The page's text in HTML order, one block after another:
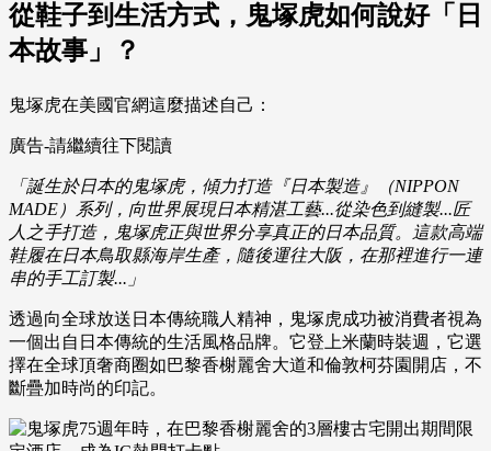
從鞋子到生活方式，鬼塚虎如何說好「日
本故事」？
鬼塚虎在美國官網這麼描述自己：
廣告-請繼續往下閱讀
「誕生於日本的鬼塚虎，傾力打造『日本製造』（NIPPON
MADE）系列，向世界展現日本精湛工藝...從染色到縫製...匠
人之手打造，鬼塚虎正與世界分享真正的日本品質。
這款高端
鞋履在日本鳥取縣海岸生產，隨後運往大阪，在那裡進行一連
串的手工訂製...」
透過向全球放送日本傳統職人精神，鬼塚虎成功被消費者視為
一個出自日本傳統的生活風格品牌。它登上米蘭時裝週，它選
擇在全球頂奢商圈如巴黎香榭麗舍大道和倫敦柯芬園開店，不
斷疊加時尚的印記。